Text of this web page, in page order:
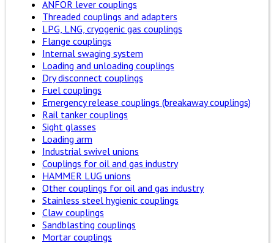
ANFOR lever couplings
Threaded couplings and adapters
LPG, LNG, cryogenic gas couplings
Flange couplings
Internal swaging system
Loading and unloading couplings
Dry disconnect couplings
Fuel couplings
Emergency release couplings (breakaway couplings)
Rail tanker couplings
Sight glasses
Loading arm
Industrial swivel unions
Couplings for oil and gas industry
HAMMER LUG unions
Other couplings for oil and gas industry
Stainless steel hygienic couplings
Claw couplings
Sandblasting couplings
Mortar couplings